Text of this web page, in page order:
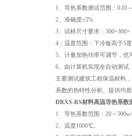
1、导热系数测试范围： 0.01
2、准确度±5%
3、试样尺寸要求： 300×300×
4 ：温度范围：下冷板高于5
5、计量加热功率可调节，也
6、由计算机实现全自动测试
主要测试建筑工程保温材料
系数的热特性分析。提供均
DRXS-RS材料高温导热系数
1、导热系数范围： 20～
2、温度1000℃。